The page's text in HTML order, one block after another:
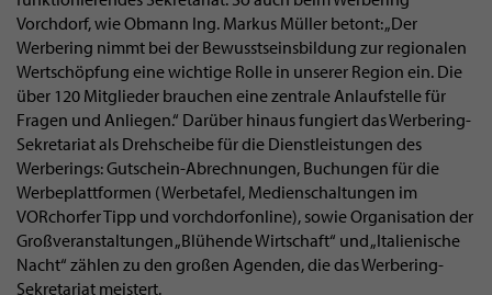
Vorchdorf, wie Obmann Ing. Markus Müller betont: „Der
Werbering nimmt bei der Bewusstseinsbildung zur regionalen
Wertschöpfung eine wichtige Rolle in unserer Region ein. Die
über 120 Mitglieder brauchen eine zentrale Anlaufstelle für
Fragen und Anliegen.“ Darüber hinaus fungiert das Werbering-
Sekretariat als Drehscheibe für die Dienstleistungen des
Werberings: Gutschein-Abrechnungen, Buchungen für die
Werbeplattformen (Werbetafel, Medienschaltungen im
VORchorfer Tipp und vorchdorfonline), sowie Organisation der
Großveranstaltungen „Blühende Wirtschaft“ und „Italienische
Nacht“ zählen zu den großen Agenden, die das Werbering-
Sekretariat meistert.